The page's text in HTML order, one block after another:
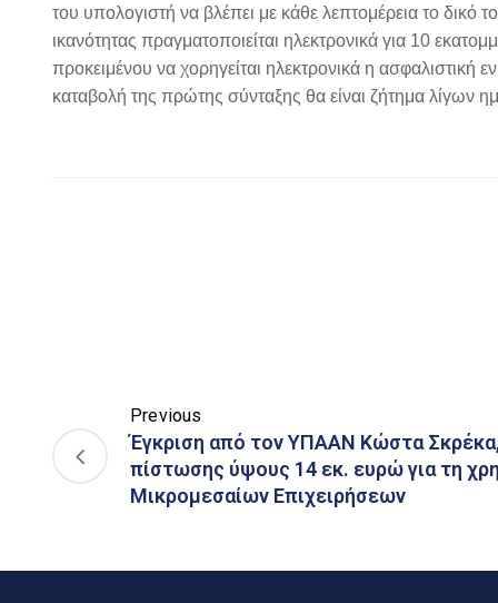
του υπολογιστή να βλέπει με κάθε λεπτομέρεια το δικό
ικανότητας πραγματοποιείται ηλεκτρονικά για 10
προκειμένου να χορηγείται ηλεκτρονικά η ασφαλιστική
καταβολή της πρώτης σύνταξης θα είναι ζήτημα λίγων
Previous
Έγκριση από τον ΥΠΑΑΝ Κώστα
πίστωσης ύψους 14 εκ. ευρώ για τη
Μικρομεσαίων Επιχειρήσεων